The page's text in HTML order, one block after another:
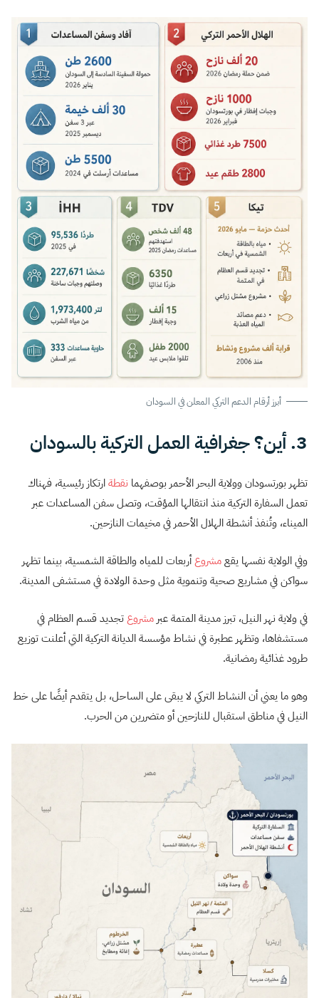
أبرز أرقام الدعم التركي المعلن في السودان
3. أين؟ جغرافية العمل التركية بالسودان
تظهر بورتسودان وولاية البحر الأحمر بوصفهما نقطةارتكاز رئيسية، فهناك
تعمل السفارة التركية منذ انتقالها المؤقت، وتصل سفن المساعدات عبر
الميناء، وتُنفذ أنشطة الهلال الأحمر في مخيمات النازحين.
وفي الولاية نفسها يقعمشروعأربعات للمياه والطاقة الشمسية، بينما تظهر
سواكن في مشاريع صحية وتنموية مثل وحدة الولادة في مستشفى المدينة.
في ولاية نهر النيل، تبرز مدينة المتمة عبر مشروعتجديد قسم العظام في
مستشفاها، وتظهر عطبرة في نشاط مؤسسة الديانة التركية التي أعلنت توزيع
طرود غذائية رمضانية.
وهو ما يعني أن النشاط التركي لا يبقى على الساحل، بل يتقدم أيضًا على خط
النيل في مناطق استقبال للنازحين أو متضررين من الحرب.